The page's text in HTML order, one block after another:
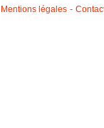
Mentions légales -